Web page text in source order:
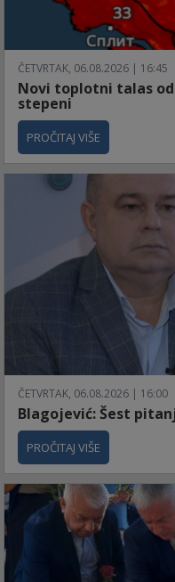
ČETVRTAK, 06.08.2026 | 16:45
Novi toplotni talas
stepeni
PROČITAJ VIŠE
ČETVRTAK, 06.08.2026 | 16:00
Blagojević: Šest
PROČITAJ VIŠE